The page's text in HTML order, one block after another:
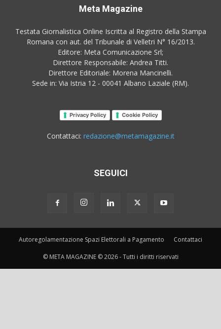
Meta Magazine
Testata Giornalistica Online Iscritta al Registro della Stampa
Romana con aut. del Tribunale di Velletri N° 16/2013.
Editore: Meta Comunicazione Srl;
Direttore Responsabile: Andrea Titti.
Direttore Editoriale: Morena Mancinelli.
Sede in: Via Istria 12 - 00041 Albano Laziale (RM).
Privacy Policy Cookie Policy
Contattaci: redazione@metamagazine.it
SEGUICI
Autoregolamentazione Spazi Elettorali a Pagamento Contattaci
© META MAGAZINE © 2026 - Tutti i diritti riservati